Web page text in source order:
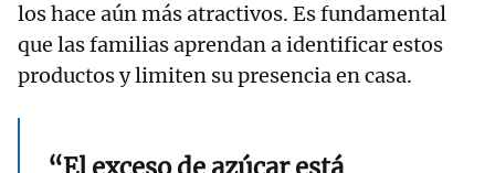
los hace aún más atractivos. Es fundamental
que las familias aprendan a identificar estos
productos y limiten su presencia en casa.